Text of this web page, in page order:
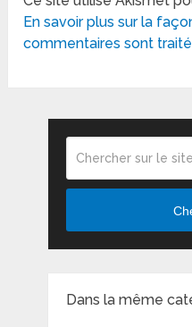
En savoir plus sur la
commentaires sont
Dans la même